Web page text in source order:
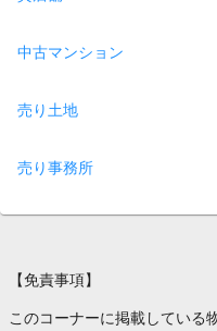
中古マンション
売り土地
売り事務所
【免責事項】
このコーナーに掲載している